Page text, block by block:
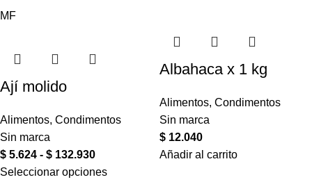
MF
Ají molido
Alimentos, Condimentos
Sin marca
$ 5.624 - $ 132.930
Seleccionar opciones
Albahaca x 1 kg
Alimentos, Condimentos
Sin marca
$ 12.040
Añadir al carrito